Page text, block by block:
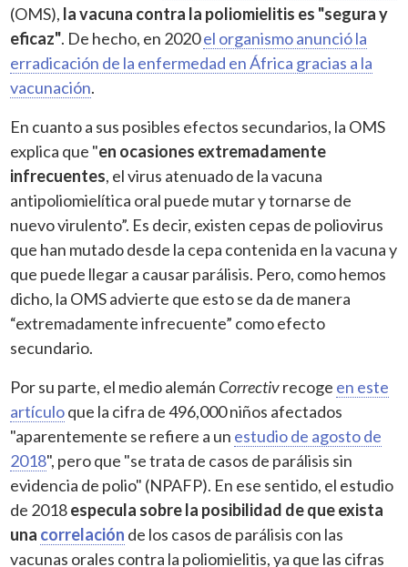
(OMS), la vacuna contra la poliomielitis es "segura y
eficaz". De hecho, en 2020el organismo anunció la
erradicación de la enfermedad en África gracias a la
vacunación.
En cuanto a sus posibles efectos secundarios, la OMS
explica que "en ocasiones extremadamente
infrecuentes, el virus atenuado de la vacuna
antipoliomielítica oral puede mutar y tornarse de
nuevo virulento”. Es decir, existen cepas de poliovirus
que han mutado desde la cepa contenida en la vacuna y
que puede llegar a causar parálisis. Pero, como hemos
dicho, la OMS advierte que esto se da de manera
“extremadamente infrecuente” como efecto
secundario.
Por su parte, el medio alemán Correctivrecoge en este
artículoque la cifra de 496,000 niños afectados
"aparentemente se refiere a un estudio de agosto de
2018", pero que "se trata de casos de parálisis sin
evidencia de polio" (NPAFP). En ese sentido, el estudio
de 2018especula sobre la posibilidad de que exista
una correlación de los casos de parálisis con las
vacunas orales contra la poliomielitis, ya que las cifras